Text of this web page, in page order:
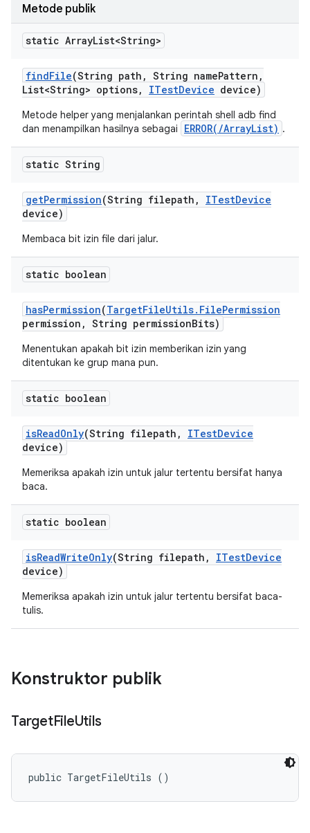
Metode publik
static ArrayList<String>
findFile(String path , String namePattern ,
List<String> options, ITestDevice device)
Metode helper yang menjalankan perintah shell adb find
dan menampilkan hasilnya sebagai
ERROR(/ArrayList) .
static String
getPermission(String filepath , ITestDevice
device)
Membaca bit izin file dari jalur.
static boolean
hasPermission(TargetFileUtils. FilePermission
permission , String permissionBits)
Menentukan apakah bit izin memberikan izin yang
ditentukan ke grup mana pun.
static boolean
isReadOnly(String filepath , ITestDevice
device)
Memeriksa apakah izin untuk jalur tertentu bersifat hanya
baca.
static boolean
isReadWriteOnly(String filepath , ITestDevice
device)
Memeriksa apakah izin untuk jalur tertentu bersifat baca-
tulis.
Konstruktor publik
TargetFileUtils
public TargetFileUtils ()